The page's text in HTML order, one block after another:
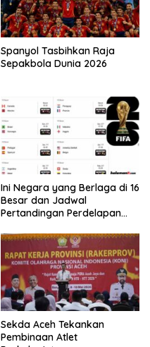
Spanyol Tasbihkan Raja
Sepakbola Dunia 2026
Ini Negara yang Berlaga di 16
Besar dan Jadwal
Pertandingan Perdelapan
Sekda Aceh Tekankan
Pembinaan Atlet